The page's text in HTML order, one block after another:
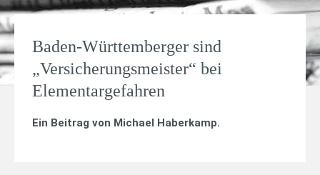
Baden-Württemberger sind
„Versicherungsmeister“ bei
Elementargefahren
Ein Beitrag von Michael Haberkamp.